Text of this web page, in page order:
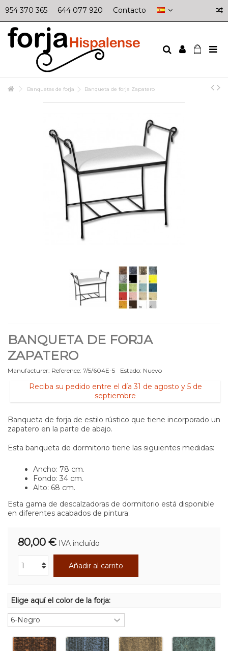
954 370 365 644 077 920 Contacto
Banquetas de forja Banqueta de forja Zapatero
BANQUETA DE FORJA
ZAPATERO
Manufacturer: Reference: 7/5/604E-5 Estado: Nuevo
Reciba su pedido entre el día 31 de agosto y 5 de
septiembre
Banqueta de forja de estilo rústico que tiene incorporado un
zapatero en la parte de abajo.
Esta banqueta de dormitorio tiene las siguientes medidas:
Ancho: 78 cm.
Fondo: 34 cm.
Alto: 68 cm.
Esta gama de descalzadoras de dormitorio está disponible
en diferentes acabados de pintura.
80,00 € IVA incluído
Añadir al carrito
Elige aquí el color de la forja: